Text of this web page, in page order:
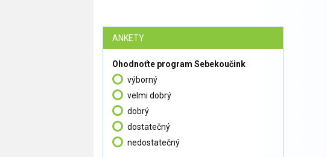
ANKETY
Ohodnoťte program Sebekoučink
výborný
velmi dobrý
dobrý
dostatečný
nedostatečný